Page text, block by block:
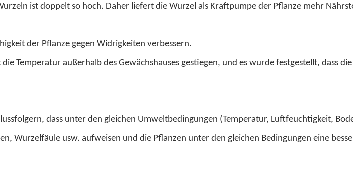
ist doppelt so hoch. Daher liefert die Wurzel als Kraftpumpe der Pflanze mehr
der Pflanze gegen Widrigkeiten verbessern.
Temperatur außerhalb des Gewächshauses gestiegen, und es wurde festgestellt,
dass unter den gleichen Umweltbedingungen (Temperatur, Luftfeuchtigkeit,
Wurzelfäule usw. aufweisen und die Pflanzen unter den gleichen Bedingungen eine